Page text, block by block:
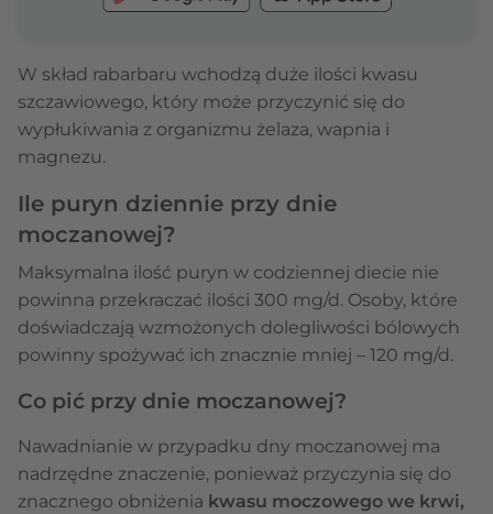
W skład rabarbaru wchodzą duże ilości kwasu
szczawiowego, który może przyczynić się do
wypłukiwania z organizmu żelaza, wapnia i
magnezu.
Ile puryn dziennie przy dnie
moczanowej?
Maksymalna ilość puryn w codziennej diecie nie
powinna przekraczać ilości 300 mg/d. Osoby, które
doświadczają wzmożonych dolegliwości bólowych
powinny spożywać ich znacznie mniej – 120 mg/d.
Co pić przy dnie moczanowej?
Nawadnianie w przypadku dny moczanowej ma
nadrzędne znaczenie, ponieważ przyczynia się do
znacznego obniżenia kwasu moczowego we krwi,